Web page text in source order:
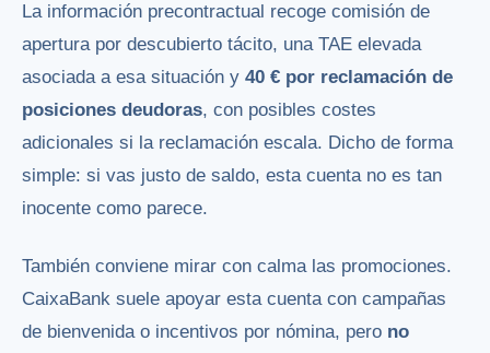
La información precontractual recoge comisión de
apertura por descubierto tácito, una TAE elevada
asociada a esa situación y 40 € por reclamación de
posiciones deudoras, con posibles costes
adicionales si la reclamación escala. Dicho de forma
simple: si vas justo de saldo, esta cuenta no es tan
inocente como parece.
También conviene mirar con calma las promociones.
CaixaBank suele apoyar esta cuenta con campañas
de bienvenida o incentivos por nómina, pero no